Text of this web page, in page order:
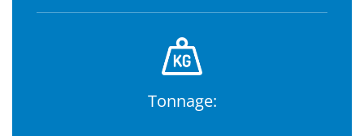
Tonnage: